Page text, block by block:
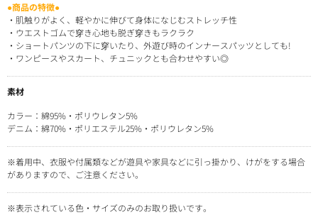
●商品の特徴●
・肌触りがよく、軽やかに伸びて身体になじむストレッチ性
・ウエストゴムで穿き心地も脱ぎ穿きもラクラク
・ショートパンツの下に穿いたり、外遊び時のインナースパッツとしても!
・ワンピースやスカート、チュニックとも合わせやすい◎
素材
カラー：綿95%・ポリウレタン5%
デニム：綿70%・ポリエステル25%・ポリウレタン5%
※着用中、衣服や付属類などが遊具や家具などに引っ掛かり、けがをする場合
がありますので、ご注意ください。
※表示されている色・サイズのみのお取り扱いです。